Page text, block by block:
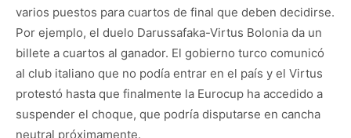
varios puestos para cuartos de final que deben decidirse.
Por ejemplo, el duelo Darussafaka-Virtus Bolonia da un
billete a cuartos al ganador. El gobierno turco comunicó
al club italiano que no podía entrar en el país y el Virtus
protestó hasta que finalmente la Eurocup ha accedido a
suspender el choque, que podría disputarse en cancha
neutral próximamente.